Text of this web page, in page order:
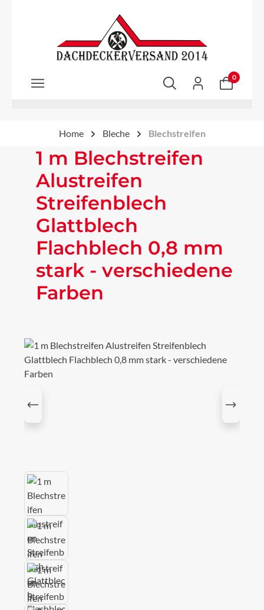
Zum Hauptinhalt springen
0
Home Bleche Blechstreifen
1 m Blechstreifen
Alustreifen
Streifenblech
Glattblech
Flachblech 0,8 mm
stark - verschiedene
Farben
Bildergalerie überspringen